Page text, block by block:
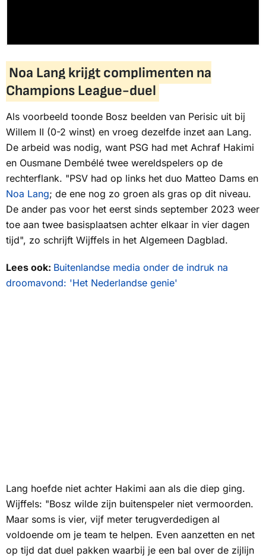
Noa Lang krijgt complimenten na
Champions League-duel
Als voorbeeld toonde Bosz beelden van Perisic uit bij
Willem II (0-2 winst) en vroeg dezelfde inzet aan Lang.
De arbeid was nodig, want PSG had met Achraf Hakimi
en Ousmane Dembélé twee wereldspelers op de
rechterflank. "PSV had op links het duo Matteo Dams en
Noa Lang; de ene nog zo groen als gras op dit niveau.
De ander pas voor het eerst sinds september 2023 weer
toe aan twee basisplaatsen achter elkaar in vier dagen
tijd", zo schrijft Wijffels in het Algemeen Dagblad.
Lees ook: Buitenlandse media onder de indruk na
droomavond: 'Het Nederlandse genie'
Lang hoefde niet achter Hakimi aan als die diep ging.
Wijffels: "Bosz wilde zijn buitenspeler niet vermoorden.
Maar soms is vier, vijf meter terugverdedigen al
voldoende om je team te helpen. Even aanzetten en net
op tijd dat duel pakken waarbij je een bal over de zijlijn